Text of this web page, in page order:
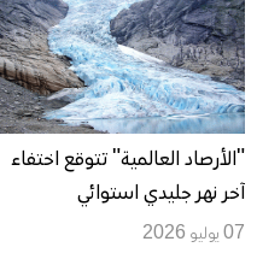
"الأرصاد العالمية" تتوقع اختفاء
آخر نهر جليدي استوائي
07 يوليو 2026